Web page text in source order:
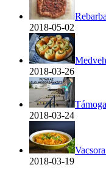
2018-05-02
2018-03-26
2018-03-24
2018-03-19